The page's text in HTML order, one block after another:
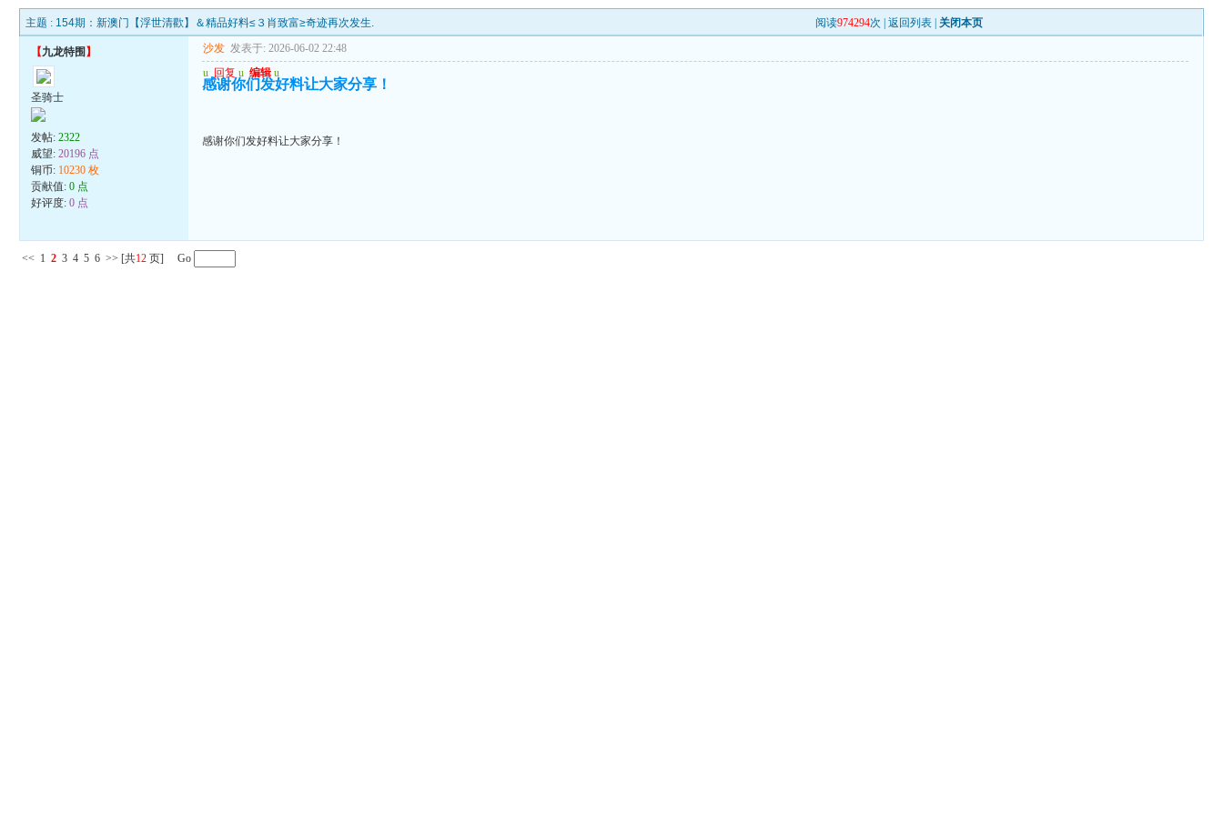
主题 : 154期：新澳门【浮世清歡】＆精品好料≤３肖致富≥奇迹再次发生. 阅读974294次 |返回列表 关闭本页
【九龙特围 】
圣骑士
发帖:2322
威望:20196 点
铜币: 10230 枚
贡献值:0 点
好评度:0 点
沙发 发表于: 2026-06-02 22:48
u 回复 u 编辑 u
感谢你们发好料让大家分享！
感谢你们发好料让大家分享！
<< 1 2 3 4 5 6 >> [共12 页] Go